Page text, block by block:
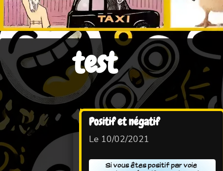
test
Positif et négatif
Le 10/02/2021